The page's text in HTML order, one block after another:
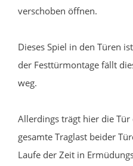
verschoben öffnen.
Dieses Spiel in den Türen
der Festtürmontage fällt
weg.
Allerdings trägt hier die Tür
gesamte Traglast beider
Laufe der Zeit in